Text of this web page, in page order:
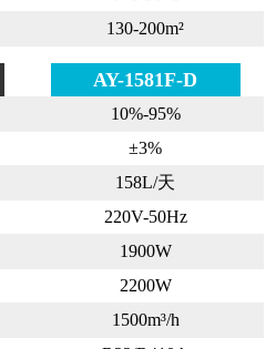
130-200m²
AY-1581F-D
10%-95%
±3%
158L/天
220V-50Hz
1900W
2200W
1500m³/h